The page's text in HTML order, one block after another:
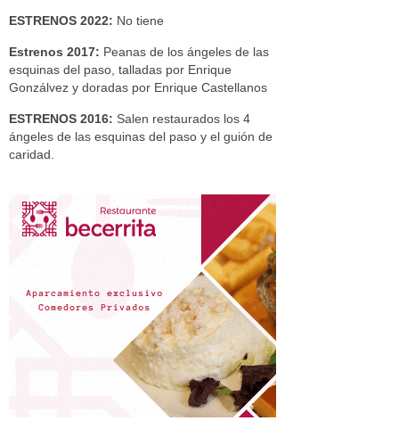
ESTRENOS 2022: No tiene
Estrenos 2017: Peanas de los ángeles de las
esquinas del paso, talladas por Enrique
Gonzálvez y doradas por Enrique Castellanos
ESTRENOS 2016: Salen restaurados los 4
ángeles de las esquinas del paso y el guión de
caridad.